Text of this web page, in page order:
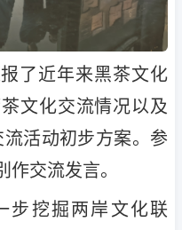
了近年来黑茶文化
文化交流情况以及
活动初步方案。参
交流发言。
步挖掘两岸文化联